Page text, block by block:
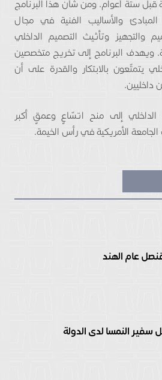
قبل ستة أعوام. ومن شأن هذا البرنامج
المبادئ والأساليب الفنية في مجال
والتجهيز وتأثيث التصميم الداخلي
ويهدف البرنامج إلى تخريج متخصصين
يتمتّعون بالابتكار والقدرة على أن
داخليين.
إلى منح اتسّاعٍ وعمقٍ أكبر
الجامعة الأمريكية في رأس الخيمة.
عام الهند
سفير النمسا لدى الدولة